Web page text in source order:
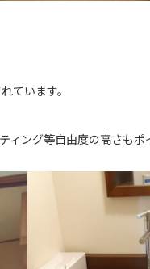
ています。
ング等自由度の高さもポ